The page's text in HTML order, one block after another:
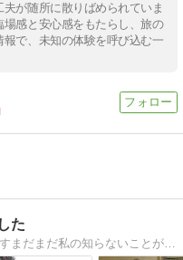
が随所に散りばめられていま
感と安心感をもたらし、旅の
で、未知の体験を呼び込む一
た
旅（主に韓国）に出掛けた記録ですまだまだ私の知らないことがいっぱい。旅はいろんな発見があって楽しいです！